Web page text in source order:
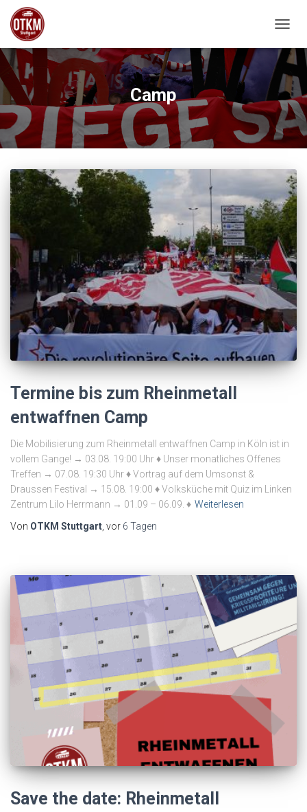
Camp
Termine bis zum Rheinmetall
entwaffnen Camp
Die Mobilisierung zum Rheinmetall entwaffnen Camp in Köln ist in
vollem Gange! → 03.08. 19:00 Uhr ♦ Unser monatliches Offenes
Treffen → 07.08. 19:30 Uhr ♦ Vortrag auf dem Umsonst &
Draussen Festival → 15.08. 19:00 ♦ Volksküche mit Quiz im Linken
Zentrum Lilo Herrmann → 01.09 – 06.09. ♦ Weiterlesen
Von OTKM Stuttgart , vor 6 Tagen
Save the date: Rheinmetall